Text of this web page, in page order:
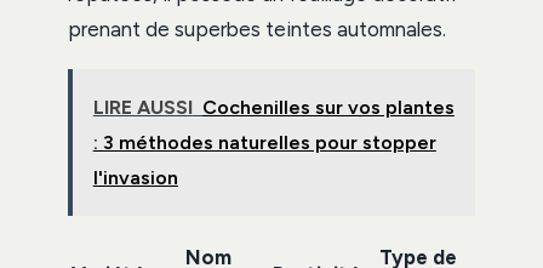
prenant de superbes teintes automnales.
LIRE AUSSI Cochenilles sur vos plantes
: 3 méthodes naturelles pour stopper
l'invasion
Nom Type de